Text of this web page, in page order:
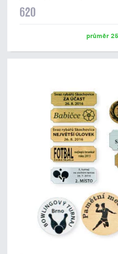
štítek je možné laserem vypálit
620
průměr 25